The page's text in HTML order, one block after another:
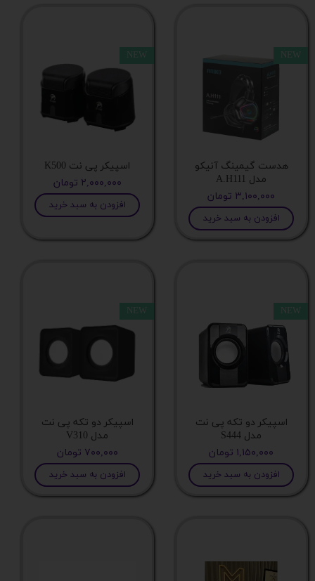
پورت DISPLAY
پورت HDMI
HDD
پاور
رم
گرافیک
قاب کیس
مادربرد
هدست گیمینگ آنیکو
مدل A.H111
۳,۱۰۰,۰۰۰ تومان
افزودن به سبد خرید
NEW
اسپیکر پی نت K500
۲,۰۰۰,۰۰۰ تومان
افزودن به سبد خرید
NEW
اسپیکر دو تکه پی نت
مدل S444
۱,۱۵۰,۰۰۰ تومان
افزودن به سبد خرید
NEW
اسپیکر دو تکه پی نت
مدل V310
۷۰۰,۰۰۰ تومان
افزودن به سبد خرید
NEW